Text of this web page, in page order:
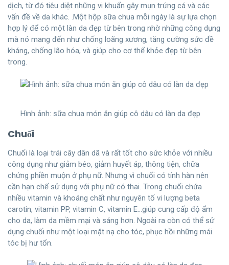
dịch, từ đó tiêu diệt những vi khuẩn gây mụn trứng cá và các
vấn đề về da khác. .Một hộp sữa chua mỗi ngày là sự lựa chọn
hợp lý để có một làn da đẹp từ bên trong nhờ những công dụng
mà nó mang đến như chống loãng xương, tăng cường sức đề
kháng, chống lão hóa, và giúp cho cơ thể khỏe đẹp từ bên
trong.
Hình ảnh: sữa chua món ăn giúp cô dâu có làn da đẹp
Chuối
Chuối là loại trái cây dân dã và rất tốt cho sức khỏe với nhiều
công dụng như giảm béo, giảm huyết áp, thông tiện, chữa
chứng phiền muộn ở phụ nữ. Nhưng vì chuối có tính hàn nên
cần hạn chế sử dụng với phụ nữ có thai. Trong chuối chứa
nhiều vitamin và khoáng chất như nguyên tố vi lượng beta
carotin, vitamin PP, vitamin C, vitamin E…giúp cung cấp độ ẩm
cho da, làm da mềm mại và sáng hơn. Ngoài ra còn có thể sử
dụng chuối như một loại mặt nạ cho tóc, phục hồi những mái
tóc bị hư tổn.